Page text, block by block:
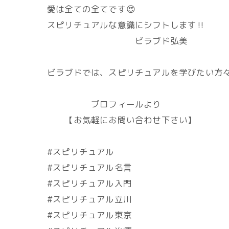
愛は全ての全てです😍
スピリチュアルな意識にシフトします‼️
ビラブド弘美
ビラブドでは、スピリチュアルを学びたい方
プロフィールより
【お気軽にお問い合わせ下さい】
#スピリチュアル
#スピリチュアル名言
#スピリチュアル入門
#スピリチュアル立川
#スピリチュアル東京